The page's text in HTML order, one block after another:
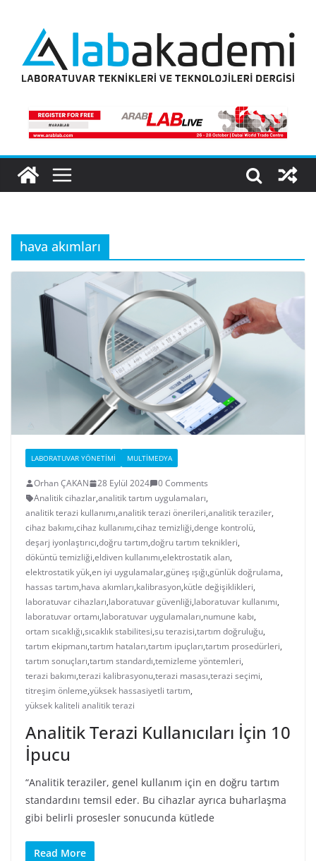
content
hava akımları
LABORATUVAR YÖNETIMI MULTIMEDYA
Orhan ÇAKAN 28 Eylül 2024
0 Comments
Analitik cihazlar,analitik tartım uygulamaları,
analitik terazi kullanımı,analitik terazi önerileri,analitik teraziler,
cihaz bakımı,cihaz kullanımı,cihaz temizliği,denge kontrolü,
deşarj iyonlaştırıcı,doğru tartım,doğru tartım teknikleri,
döküntü temizliği,eldiven kullanımı,elektrostatik alan,
elektrostatik yük,en iyi uygulamalar,güneş ışığı,günlük doğrulama,
hassas tartım,hava akımları,kalibrasyon,kütle değişiklikleri,
laboratuvar cihazları,laboratuvar güvenliği,laboratuvar kullanımı,
laboratuvar ortamı,laboratuvar uygulamaları,numune kabı,
ortam sıcaklığı,sıcaklık stabilitesi,su terazisi,tartım doğruluğu,
tartım ekipmanı,tartım hataları,tartım ipuçları,tartım prosedürleri,
tartım sonuçları,tartım standardı,temizleme yöntemleri,
terazi bakımı,terazi kalibrasyonu,terazi masası,terazi seçimi,
titreşim önleme,yüksek hassasiyetli tartım,
yüksek kaliteli analitik terazi
Analitik Terazi Kullanıcıları İçin 10
İpucu
“Analitik teraziler, genel kullanım için en doğru tartım
standardını temsil eder. Bu cihazlar ayrıca buharlaşma
gibi belirli prosesler sonucunda kütlede
Read More